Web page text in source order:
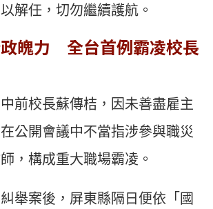
解任，切勿繼續護航。
魄力 全台首例霸凌校長
前校長蘇傳桔，因未善盡雇主
公開會議中不當指涉參與職災
，構成重大職場霸凌。
舉案後，屏東縣隔日便依「國